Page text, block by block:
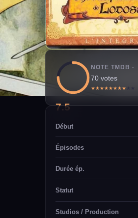
7.5
NOTE TMDB ·
70 votes
★★★★★★★★ ★ ★
Début
Épisodes
Durée ép.
Statut
Studios / Production